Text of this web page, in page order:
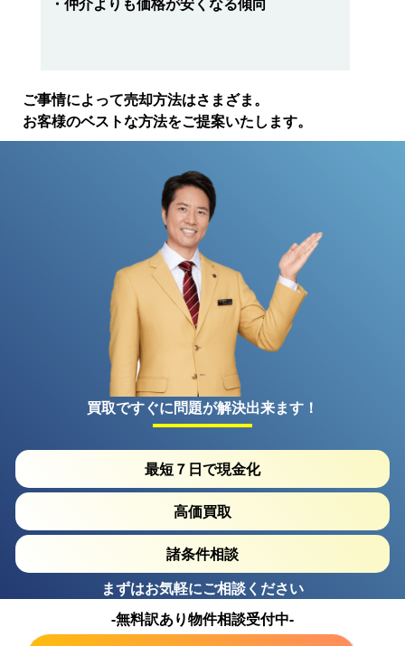
ご事情によって売却方法はさまざま。
お客様のベストな方法をご提案いたします。
買取ですぐに問題が解決出来ます！
最短７日で現金化
高価買取
諸条件相談
まずはお気軽にご相談ください
-無料訳あり物件相談受付中-